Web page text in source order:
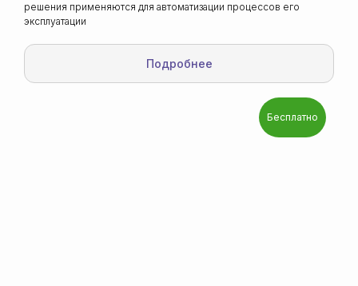
решения применяются для автоматизации процессов его
эксплуатации
Подробнее
Бесплатно